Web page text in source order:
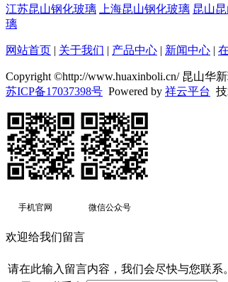
江苏昆山钢化玻璃 上海昆山钢化玻璃 昆山
璃
网站首页 | 关于我们 | 产品中心 | 新闻中心 |
Copyright ©http://www.huaxinboli.cn/ 昆山华
苏ICP备17037398号 Powered by 祥云平台
手机官网 微信公众号
欢迎给我们留言
请在此输入留言内容，我们会尽快与您联系。